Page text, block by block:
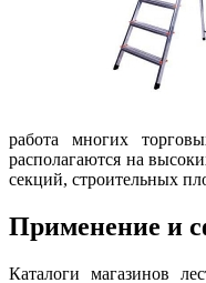
работа многих
располагаются на
секций, строительных
Применение и
Каталоги магазинов